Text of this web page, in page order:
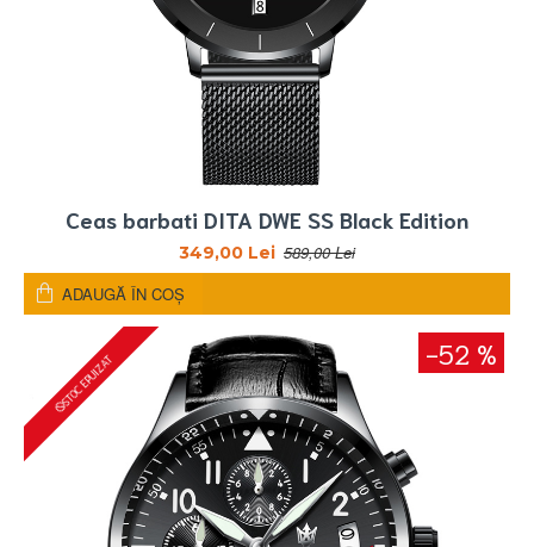
Ceas barbati DITA DWE SS Black Edition
349,00 Lei 589,00 Lei
ADAUGĂ ÎN COŞ
-52 %
STOC EPUIZAT